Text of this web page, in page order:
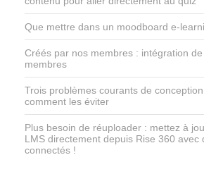
Que mettre dans un moodboard e-
Créés par nos membres : intégration
membres
Trois problèmes courants de
comment les éviter
Plus besoin de réuploader : mettez à
LMS directement depuis Rise 360 ​​avec
connectés !